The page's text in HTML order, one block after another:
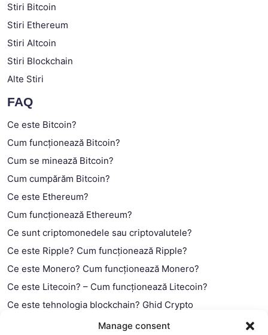
Manage consent
Stiri Bitcoin
Stiri Ethereum
Stiri Altcoin
Stiri Blockchain
Alte Stiri
FAQ
Ce este Bitcoin?
Cum funcționează Bitcoin?
Cum se minează Bitcoin?
Cum cumpărăm Bitcoin?
Ce este Ethereum?
Cum funcționează Ethereum?
Ce sunt criptomonedele sau criptovalutele?
Ce este Ripple? Cum funcționează Ripple?
Ce este Monero? Cum funcționează Monero?
Ce este Litecoin? – Cum funcționează Litecoin?
Ce este tehnologia blockchain? Ghid Crypto
Ce este contractul smart?